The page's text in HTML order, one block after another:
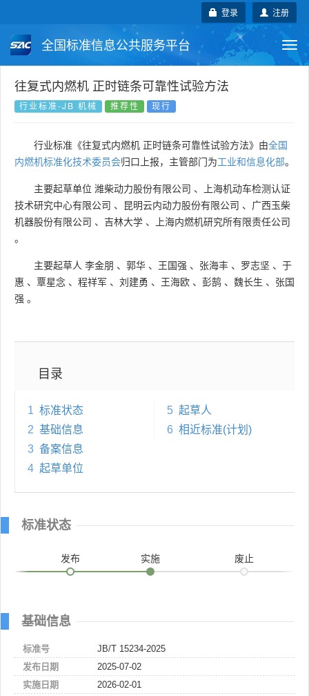
注册
登录
全国标准信息公共服务平台
国家标准 行业标准
国外标准 技术委员会
往复式内燃机 正时链条可靠性试验方法
行业标准-JB 机械 推荐性 现行
行业标准《往复式内燃机 正时链条可靠性试验方法》由全国
内燃机标准化技术委员会归口上报，主管部门为工业和信息化部。
主要起草单位 潍柴动力股份有限公司 、
上海机动车检测认证
技术研究中心有限公司 、 昆明云内动力股份有限公司 、 广西玉柴
机器股份有限公司 、 吉林大学 、
上海内燃机研究所有限责任公司
。
主要起草人 李金朋 、 郭华 、 王国强 、 张海丰 、 罗志坚 、 于
惠 、 覃星念 、 程祥军 、 刘建勇 、 王海欧 、 彭鹄 、 魏长生 、 张国
强 。
目录
1 标准状态
2 基础信息
3 备案信息
4 起草单位
5 起草人
6 相近标准(计划)
标准状态
发布 实施 废止
基础信息
标准号
JB/T 15234-2025
发布日期
2025-07-02
实施日期
2026-02-01